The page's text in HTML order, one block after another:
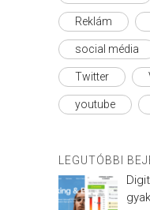
Reklám
social média
Twitter
youtube
LEGUTÓBBI